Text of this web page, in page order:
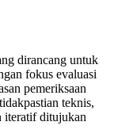
dirancang untuk
fokus evaluasi
pemeriksaan
teknis,
iteratif ditujukan